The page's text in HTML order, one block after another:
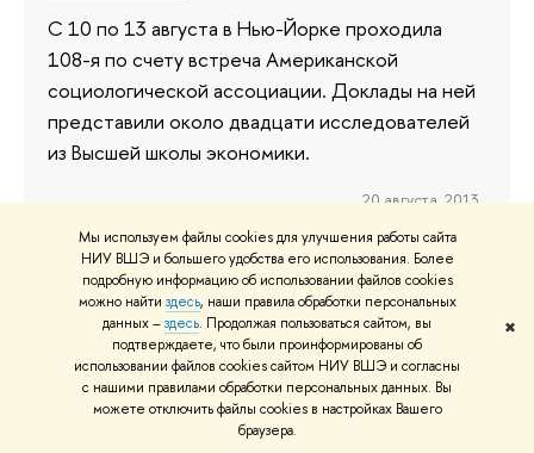
Мы используем файлы cookies для улучшения работы сайта
НИУ ВШЭ и большего удобства его использования. Более
подробную информацию об использовании файлов cookies
можно найти здесь, наши правила обработки персональных
данных –здесь. Продолжая пользоваться сайтом, вы
подтверждаете, что были проинформированы об
использовании файлов cookies сайтом НИУ ВШЭ и согласны
с нашими правилами обработки персональных данных. Вы
можете отключить файлы cookies в настройках Вашего
браузера.
✖
С 10 по 13 августа в Нью-Йорке проходила
108-я по счету встреча Американской
социологической ассоциации. Доклады на ней
представили около двадцати исследователей
из Высшей школы экономики.
20 августа 2013
Право и цифровые технологии
Итоги прошедшей в ВШЭ Международной
научно-практической конференции «Право в
цифровую эпоху» подводит Ирина